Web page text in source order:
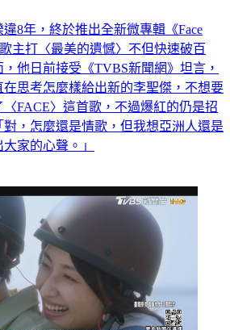
違8年，終於推出全新微專輯《Face
主打〈最美的遺憾〉不但快速破百
他日前接受《TVBS新聞網》坦言，
思考怎麼樣給出新的李聖傑，不想要
FACE〉這首歌，不過爆紅的仍是招
，怎麼還是情歌，但我想亞洲人還是
家的心聲。」